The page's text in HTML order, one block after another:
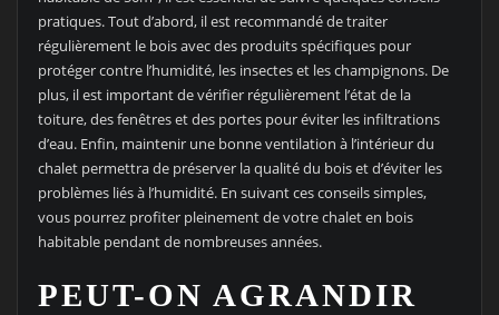
pratiques. Tout d’abord, il est recommandé de traiter
régulièrement le bois avec des produits spécifiques pour
protéger contre l’humidité, les insectes et les champignons. De
plus, il est important de vérifier régulièrement l’état de la
toiture, des fenêtres et des portes pour éviter les infiltrations
d’eau. Enfin, maintenir une bonne ventilation à l’intérieur du
chalet permettra de préserver la qualité du bois et d’éviter les
problèmes liés à l’humidité. En suivant ces conseils simples,
vous pourrez profiter pleinement de votre chalet en bois
habitable pendant de nombreuses années.
PEUT-ON AGRANDIR